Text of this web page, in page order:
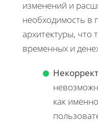
изменений и
необходимость в
архитектуры, что
временных и
как